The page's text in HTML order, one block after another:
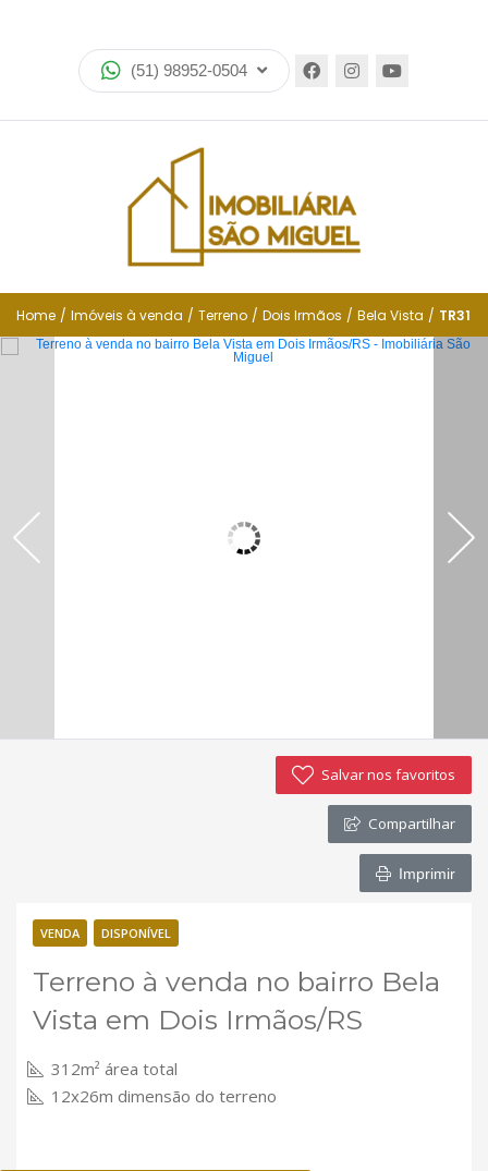
(51) 98952-0504
Imóveis
Encomende seu imóvel
Financiamento
Negocie seu imóvel
Contato
Home / Imóveis à venda / Terreno / Dois Irmãos / Bela Vista / TR31
Salvar nos favoritos
Compartilhar
Imprimir
VENDA DISPONÍVEL
Terreno à venda no bairro Bela
Vista em Dois Irmãos/RS
312m² área total
12x26m dimensão do terreno